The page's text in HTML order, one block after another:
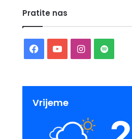
Pratite nas
Facebook
YouTubeInstagram
Vrijeme